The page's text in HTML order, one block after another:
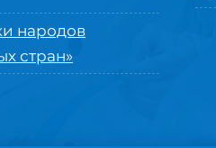
народов
стран»